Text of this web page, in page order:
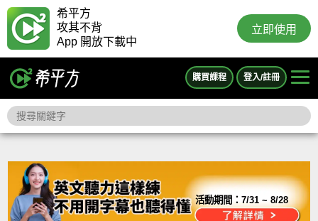
希平方
攻其不背
App 開放下載中
立即使用
購買課程 登入/註冊
活動期間：7/31 ~ 8/28